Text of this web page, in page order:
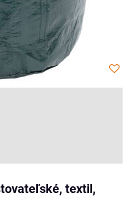
textil,